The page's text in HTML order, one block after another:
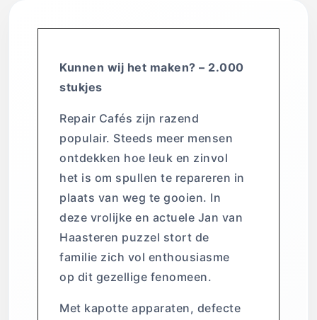
Kunnen wij het maken? – 2.000
stukjes
Repair Cafés zijn razend
populair. Steeds meer mensen
ontdekken hoe leuk en zinvol
het is om spullen te repareren in
plaats van weg te gooien. In
deze vrolijke en actuele Jan van
Haasteren puzzel stort de
familie zich vol enthousiasme
op dit gezellige fenomeen.
Met kapotte apparaten, defecte